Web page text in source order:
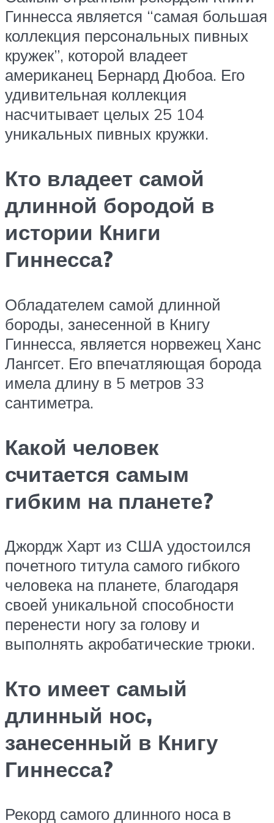
Гиннесса является “самая большая
коллекция персональных пивных
кружек”, которой владеет
американец Бернард Дюбоа. Его
удивительная коллекция
насчитывает целых 25 104
уникальных пивных кружки.
Кто владеет самой
длинной бородой в
истории Книги
Гиннесса?
Обладателем самой длинной
бороды, занесенной в Книгу
Гиннесса, является норвежец Ханс
Лангсет. Его впечатляющая борода
имела длину в 5 метров 33
сантиметра.
Какой человек
считается самым
гибким на планете?
Джордж Харт из США удостоился
почетного титула самого гибкого
человека на планете, благодаря
своей уникальной способности
перенести ногу за голову и
выполнять акробатические трюки.
Кто имеет самый
длинный нос,
занесенный в Книгу
Гиннесса?
Рекорд самого длинного носа в